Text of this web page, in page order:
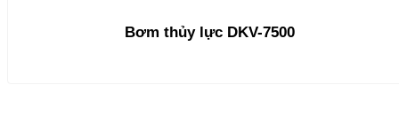
Bơm thủy lực DKV-7500